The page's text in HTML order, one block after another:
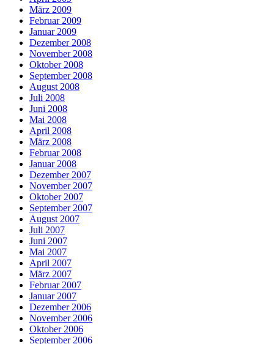
März 2009
Februar 2009
Januar 2009
Dezember 2008
November 2008
Oktober 2008
September 2008
August 2008
Juli 2008
Juni 2008
Mai 2008
April 2008
März 2008
Februar 2008
Januar 2008
Dezember 2007
November 2007
Oktober 2007
September 2007
August 2007
Juli 2007
Juni 2007
Mai 2007
April 2007
März 2007
Februar 2007
Januar 2007
Dezember 2006
November 2006
Oktober 2006
September 2006